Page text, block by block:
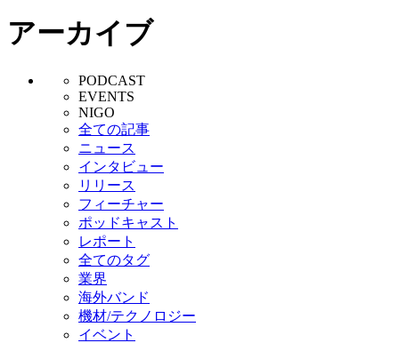
アーカイブ
PODCAST
EVENTS
NIGO
全ての記事
ニュース
インタビュー
リリース
フィーチャー
ポッドキャスト
レポート
全てのタグ
業界
海外バンド
機材/テクノロジー
イベント